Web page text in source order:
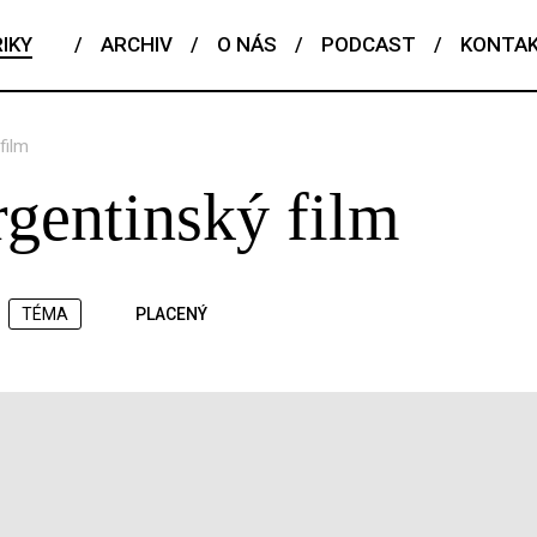
/ ARCHIV / O NÁS / PODCAST /
film
TÉMA PLACENÝ